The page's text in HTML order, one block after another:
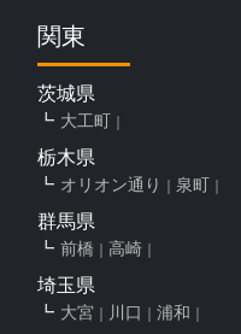
関東
茨城県
大工町
栃木県
オリオン通り 泉町
群馬県
前橋 高崎
埼玉県
大宮 川口 浦和